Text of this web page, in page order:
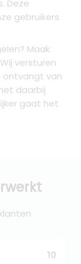
Deze
gebruikers
Maak
versturen
ontvangt van
daarbij
gaat het
10